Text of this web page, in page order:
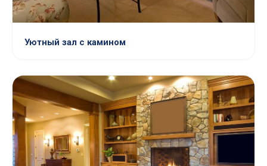
Уютный зал с камином